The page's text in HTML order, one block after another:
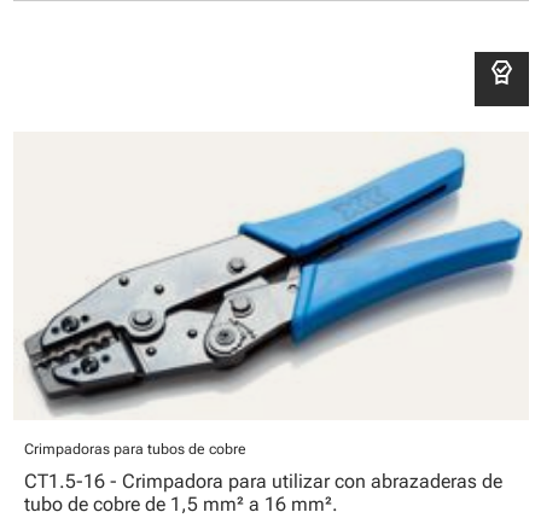
editor_choice
Crimpadoras para tubos de cobre
CT1.5-16 - Crimpadora para utilizar con abrazaderas de
tubo de cobre de 1,5 mm² a 16 mm².